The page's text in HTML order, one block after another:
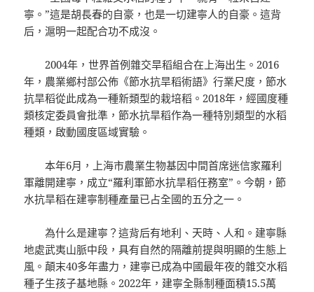
寧。”這是胡長春的自豪，也是一切建寧人的自豪。這背
后，滬明一起配合功不成沒。
2004年，世界首例雜交旱稻組合在上海出生。2016
年，農業鄉村部公佈《節水抗旱稻術語》行業尺度，節水
抗旱稻從此成為一種新類型的栽培稻。2018年，經國度種
類核定委員會批準，節水抗旱稻作為一種特別類型的水稻
種類，啟動國度區域實驗。
本年6月，上海市農業生物基因中間首席迷信家羅利
軍離開建寧，成立“羅利軍節水抗旱稻任務室”。今朝，節
水抗旱稻在建寧制種產量已占全國的五分之一。
為什么是建寧？這背后有地利、天時、人和。建寧縣
地處武夷山脈中段，具有自然的隔離前提與明顯的生態上
風。顛末40多年盡力，建寧已成為中國最年夜的雜交水稻
種子生孩子基地縣。2022年，建寧全縣制種面積15.5萬